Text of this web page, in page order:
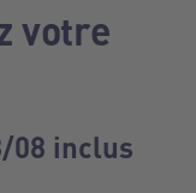
votre
08 inclus